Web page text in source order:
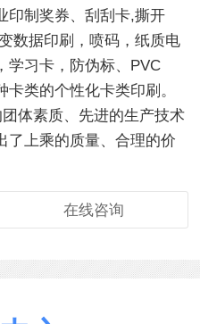
印制奖券、刮刮卡,撕开
数据印刷，喷码，纸质电
学习卡，防伪标、PVC
类的个性化卡类印刷。
体素质、先进的生产技术
了上乘的质量、合理的价
在线咨询